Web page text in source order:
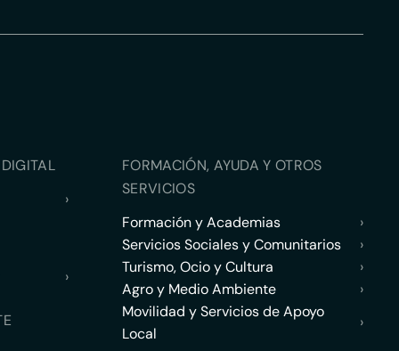
›
›
FORMACIÓN, AYUDA Y OTROS
SERVICIOS
Formación y Academias
›
Servicios Sociales y Comunitarios
›
Turismo, Ocio y Cultura
›
Agro y Medio Ambiente
›
Movilidad y Servicios de Apoyo
Local
›